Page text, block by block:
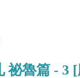
祕魯篇 - 3